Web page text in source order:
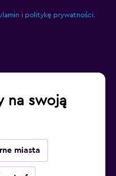
i politykę prywatności.
na swoją
miasta